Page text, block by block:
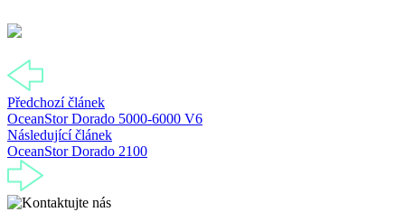
Předchozí článek
OceanStor Dorado 5000-6000 V6
Následující článek
OceanStor Dorado 2100